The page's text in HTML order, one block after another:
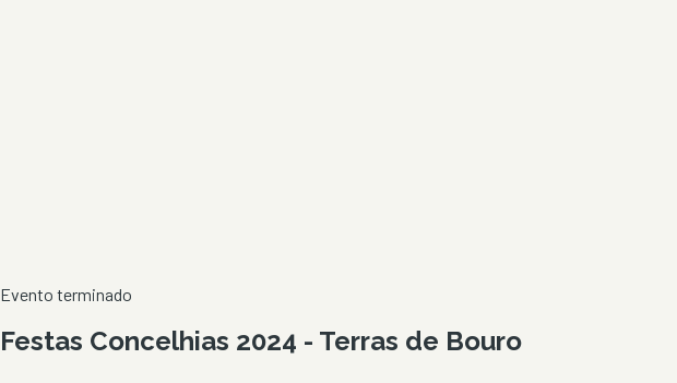
Evento terminado
Festas Concelhias 2024 - Terras de Bouro